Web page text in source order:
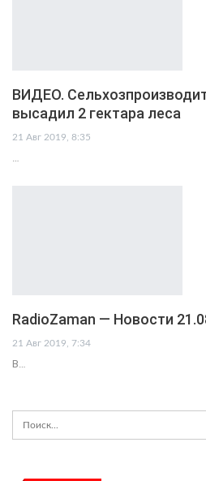
ВИДЕО.
высадил 2 гектара леса
21 Авг 2019, 8:35
…
RadioZaman — Новости
21 Авг 2019, 7:34
В…